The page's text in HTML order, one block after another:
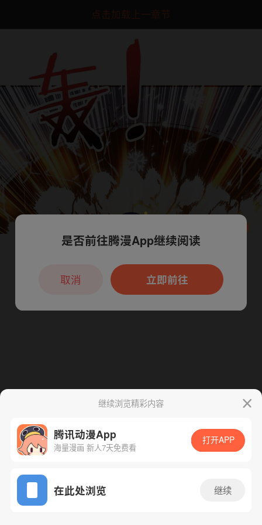
点击加载上一章节
App免费看
腾漫App免费看
继续浏览精彩内容
腾讯动漫App
海量漫画 新人7天免费看
打开APP
在此处浏览 继续
本章节仅支持App阅读，可打开App新用
户7天免费看
是否前往腾漫App继续阅读
立即前往
取消